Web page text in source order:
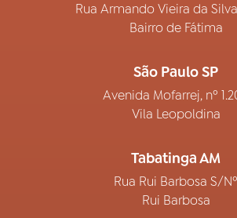
Rua Armando Vieira da
Bairro de Fátima
São Paulo SP
Avenida Mofarrej, nº
Vila Leopoldina
Tabatinga AM
Rua Rui Barbosa S/Nº
Rui Barbosa